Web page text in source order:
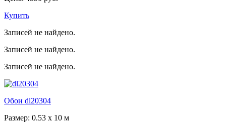
Купить
Записей не найдено.
Записей не найдено.
Записей не найдено.
Обои dl20304
Размер: 0.53 x 10 м